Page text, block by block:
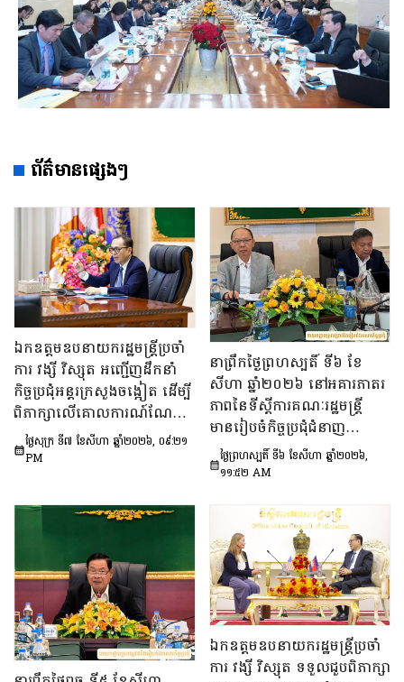
ព័ត៌មានផ្សេងៗ
ឯកឧត្តមឧបនាយករដ្ឋមន្រ្តីប្រចាំ
ការ វង្សី វិស្សុត អញ្ជើញដឹកនាំ
កិច្ចប្រជុំអន្តរក្រសួងចង្អៀត ដើម្បី
ពិភាក្សាលើគោលការណ៍​ណែនាំ
ស្តីពីការរៀបចំប្រកាស ប្រកាស
អន្តរក្រសួង និងប្រកាសរួម របស់
ថ្ងៃសុក្រ ទី៧ ខែសីហា ឆ្នាំ២០២៦, ០៩:២១
PM
នាព្រឹកថ្ងៃព្រហស្បតិ៍ ទី៦ ខែ
សីហា ឆ្នាំ២០២៦ នៅអគារភាតរ
ភាពនៃទីស្តីការគណៈរដ្ឋមន្រ្តី
មានរៀបចំកិច្ចប្រជុំជំនាញ
បច្ចេកទេស ក្រោមអធិបតីភាព
ឯកឧត្តម សុក ផេង រដ្ឋលេខាធិ
ប្រធាន និងជាប្រធាន​ក្រុម​ការងារ​
ទី៣នៃក្រុមប្រឹក្សាអ្នកច្បាប់ និង
ឯកឧត្តម ចែម ផល្លា អនុប្រធាន​
និង​ជា​ប្រធាន​ក្រុមការងារទី៣នៃ
ក្រុមប្រឹក្សាសេដ្ឋកិច្ច សង្គមកិច្ច
និង​វប្បធម៌ ដើម្បីពិនិត្យ​និង​
ពិភាក្សា​លើ «សេចក្តីព្រាង
ផែនការ​សកម្មភាពជាតិ​​ស្ដីពី​ការ
ថ្ងៃព្រហស្បតិ៍ ទី៦ ខែសីហា ឆ្នាំ២០២៦,
១១:៥២ AM
ឯកឧត្តមឧបនាយករដ្ឋមន្ត្រីប្រចាំ
ការ វង្សី វិស្សុត ទទួលជួបពិភាក្សា